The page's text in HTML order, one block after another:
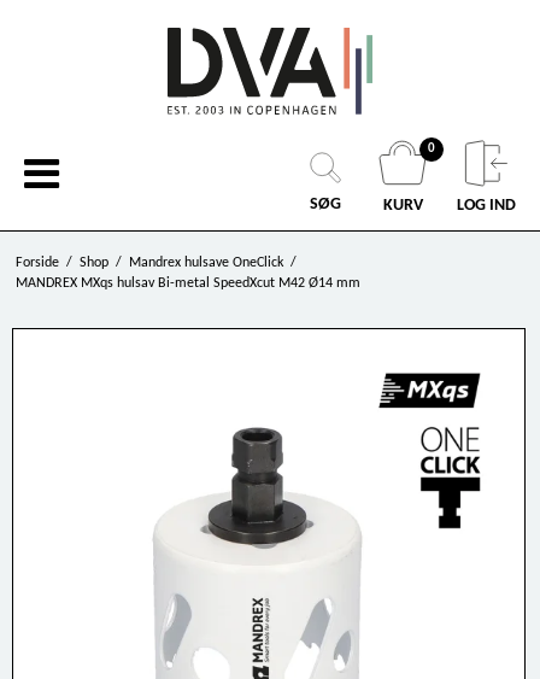
SØG
0
KURV LOG IND
Forside / Shop / Mandrex hulsave OneClick /
MANDREX MXqs hulsav Bi-metal SpeedXcut M42 Ø14 mm